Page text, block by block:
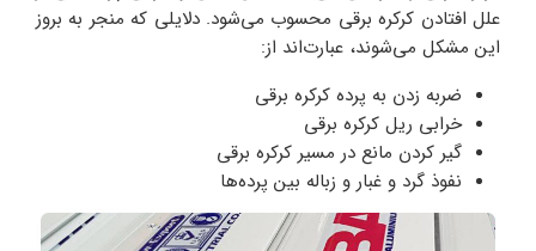
علل افتادن کرکره برقی محسوب می‌شود. دلایلی که منجر به بروز
این مشکل می‌شوند، عبارت‌اند از:
ضربه زدن به پرده کرکره برقی
خرابی ریل کرکره برقی
گیر کردن مانع در مسیر کرکره برقی
نفوذ گرد و غبار و زباله بین پرده‌ها